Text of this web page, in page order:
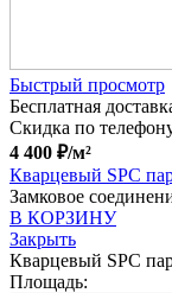
Быстрый просмотр
Бесплатная
Скидка по
4 400 ₽/м²
Кварцевый SPC
Замковое
В КОРЗИНУ
Закрыть
Кварцевый SPC
Площадь: